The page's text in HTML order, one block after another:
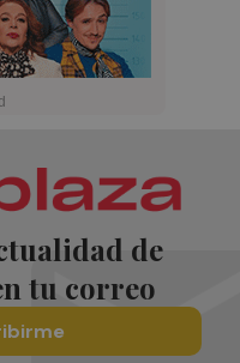
de
tu correo